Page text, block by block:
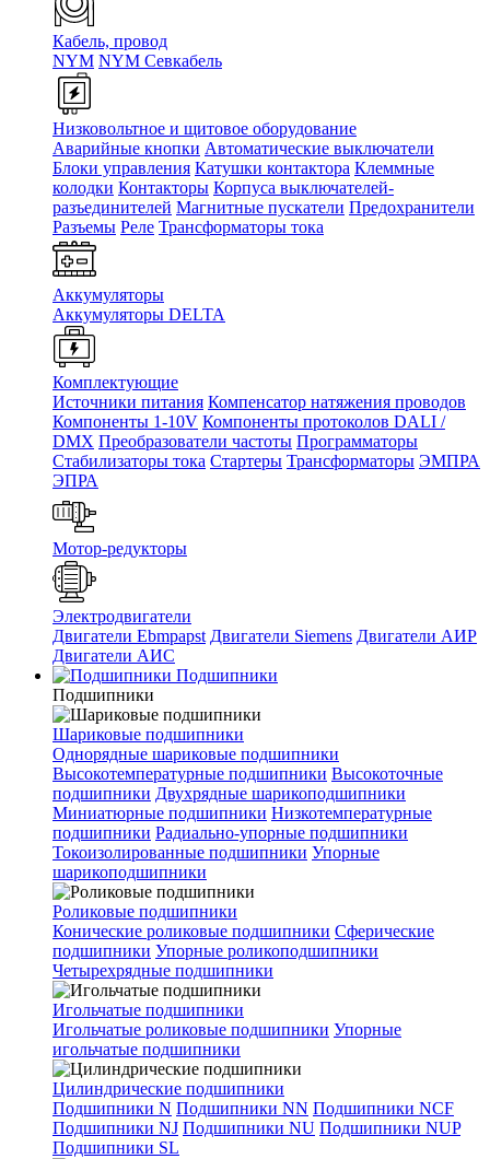
Кабель, провод
NYM NYM Севкабель
Низковольтное и щитовое оборудование
Аварийные кнопки Автоматические выключатели
Блоки управления Катушки контактора Клеммные
колодки Контакторы Корпуса выключателей-
разъединителей Магнитные пускатели Предохранители
Разъемы Реле Трансформаторы тока
Аккумуляторы
Аккумуляторы DELTA
Комплектующие
Источники питания Компенсатор натяжения проводов
Компоненты 1-10V Компоненты протоколов DALI /
DMX Преобразователи частоты Программаторы
Стабилизаторы тока Стартеры Трансформаторы ЭМПРА
ЭПРА
Мотор-редукторы
Электродвигатели
Двигатели Ebmpapst Двигатели Siemens Двигатели АИР
Двигатели АИС
Подшипники
Подшипники
Шариковые подшипники
Однорядные шариковые подшипники
Высокотемпературные подшипники Высокоточные
подшипники Двухрядные шарикоподшипники
Миниатюрные подшипники Низкотемпературные
подшипники Радиально-упорные подшипники
Токоизолированные подшипники Упорные
шарикоподшипники
Роликовые подшипники
Конические роликовые подшипники Сферические
подшипники Упорные роликоподшипники
Четырехрядные подшипники
Игольчатые подшипники
Игольчатые роликовые подшипники Упорные
игольчатые подшипники
Цилиндрические подшипники
Подшипники N Подшипники NN Подшипники NCF
Подшипники NJ Подшипники NU Подшипники NUP
Подшипники SL